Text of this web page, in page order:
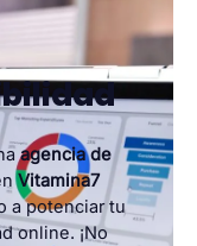
agencia de
Vitamina7
a potenciar tu
online. ¡No